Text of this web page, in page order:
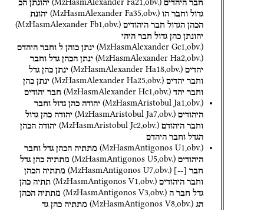
חבר היהדים (MzHasmAlexander Fa21,obv.) יהונתן הכ
גדול וחבר הו (MzHasmAlexander Fa35,obv.)
יהונת
הכהן הגדול חבר היהודים (MzHasmAlexander Fb1,obv.)
יהונתן כהן גדול חבר היהי
(MzHasmAlexander Gc1,obv.) ינתן כוהן ל וחבר היהדם
(MzHasmAlexander Ha2,obv.) ינתן הכהן גדל וחבר
יהדים
(MzHasmAlexander Ha18,obv.) ינתן כהן גדל
וחבר יהדים (MzHasmAlexander Ha25,obv.) ינתן כהן
וחבר יהד (MzHasmAlexander Hc1,obv.) חבר יהודים
(MzHasmAristobul Ja1,obv.) יהודה כהן גדול וחבר
היהודים
(MzHasmAristobul Ja7,obv.) יהודה כהן גדול
וחבר היהודם (MzHasmAristobul Jc2,obv.) יהודה הכהן
הגדל וחבר היהדם
(MzHasmAntigonos U1,obv.) מתתיה הכהן גדל וחבר
היהודים
(MzHasmAntigonos U5,obv.) מתתיה כהן גדל
חבר
--
(MzHasmAntigonos U7,obv.) מתתיה הכהן
וחבר היהודים (MzHasmAntigonos V1,obv.) תתיה כהן
גדל חבר ה (MzHasmAntigonos V3,obv.) מתתיה הכהן
הג
(MzHasmAntigonos V8,obv.) מתתיה כהן גד